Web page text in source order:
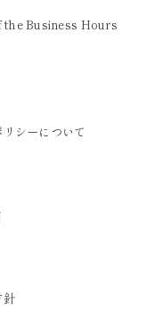
the Business Hours
シーについて
針